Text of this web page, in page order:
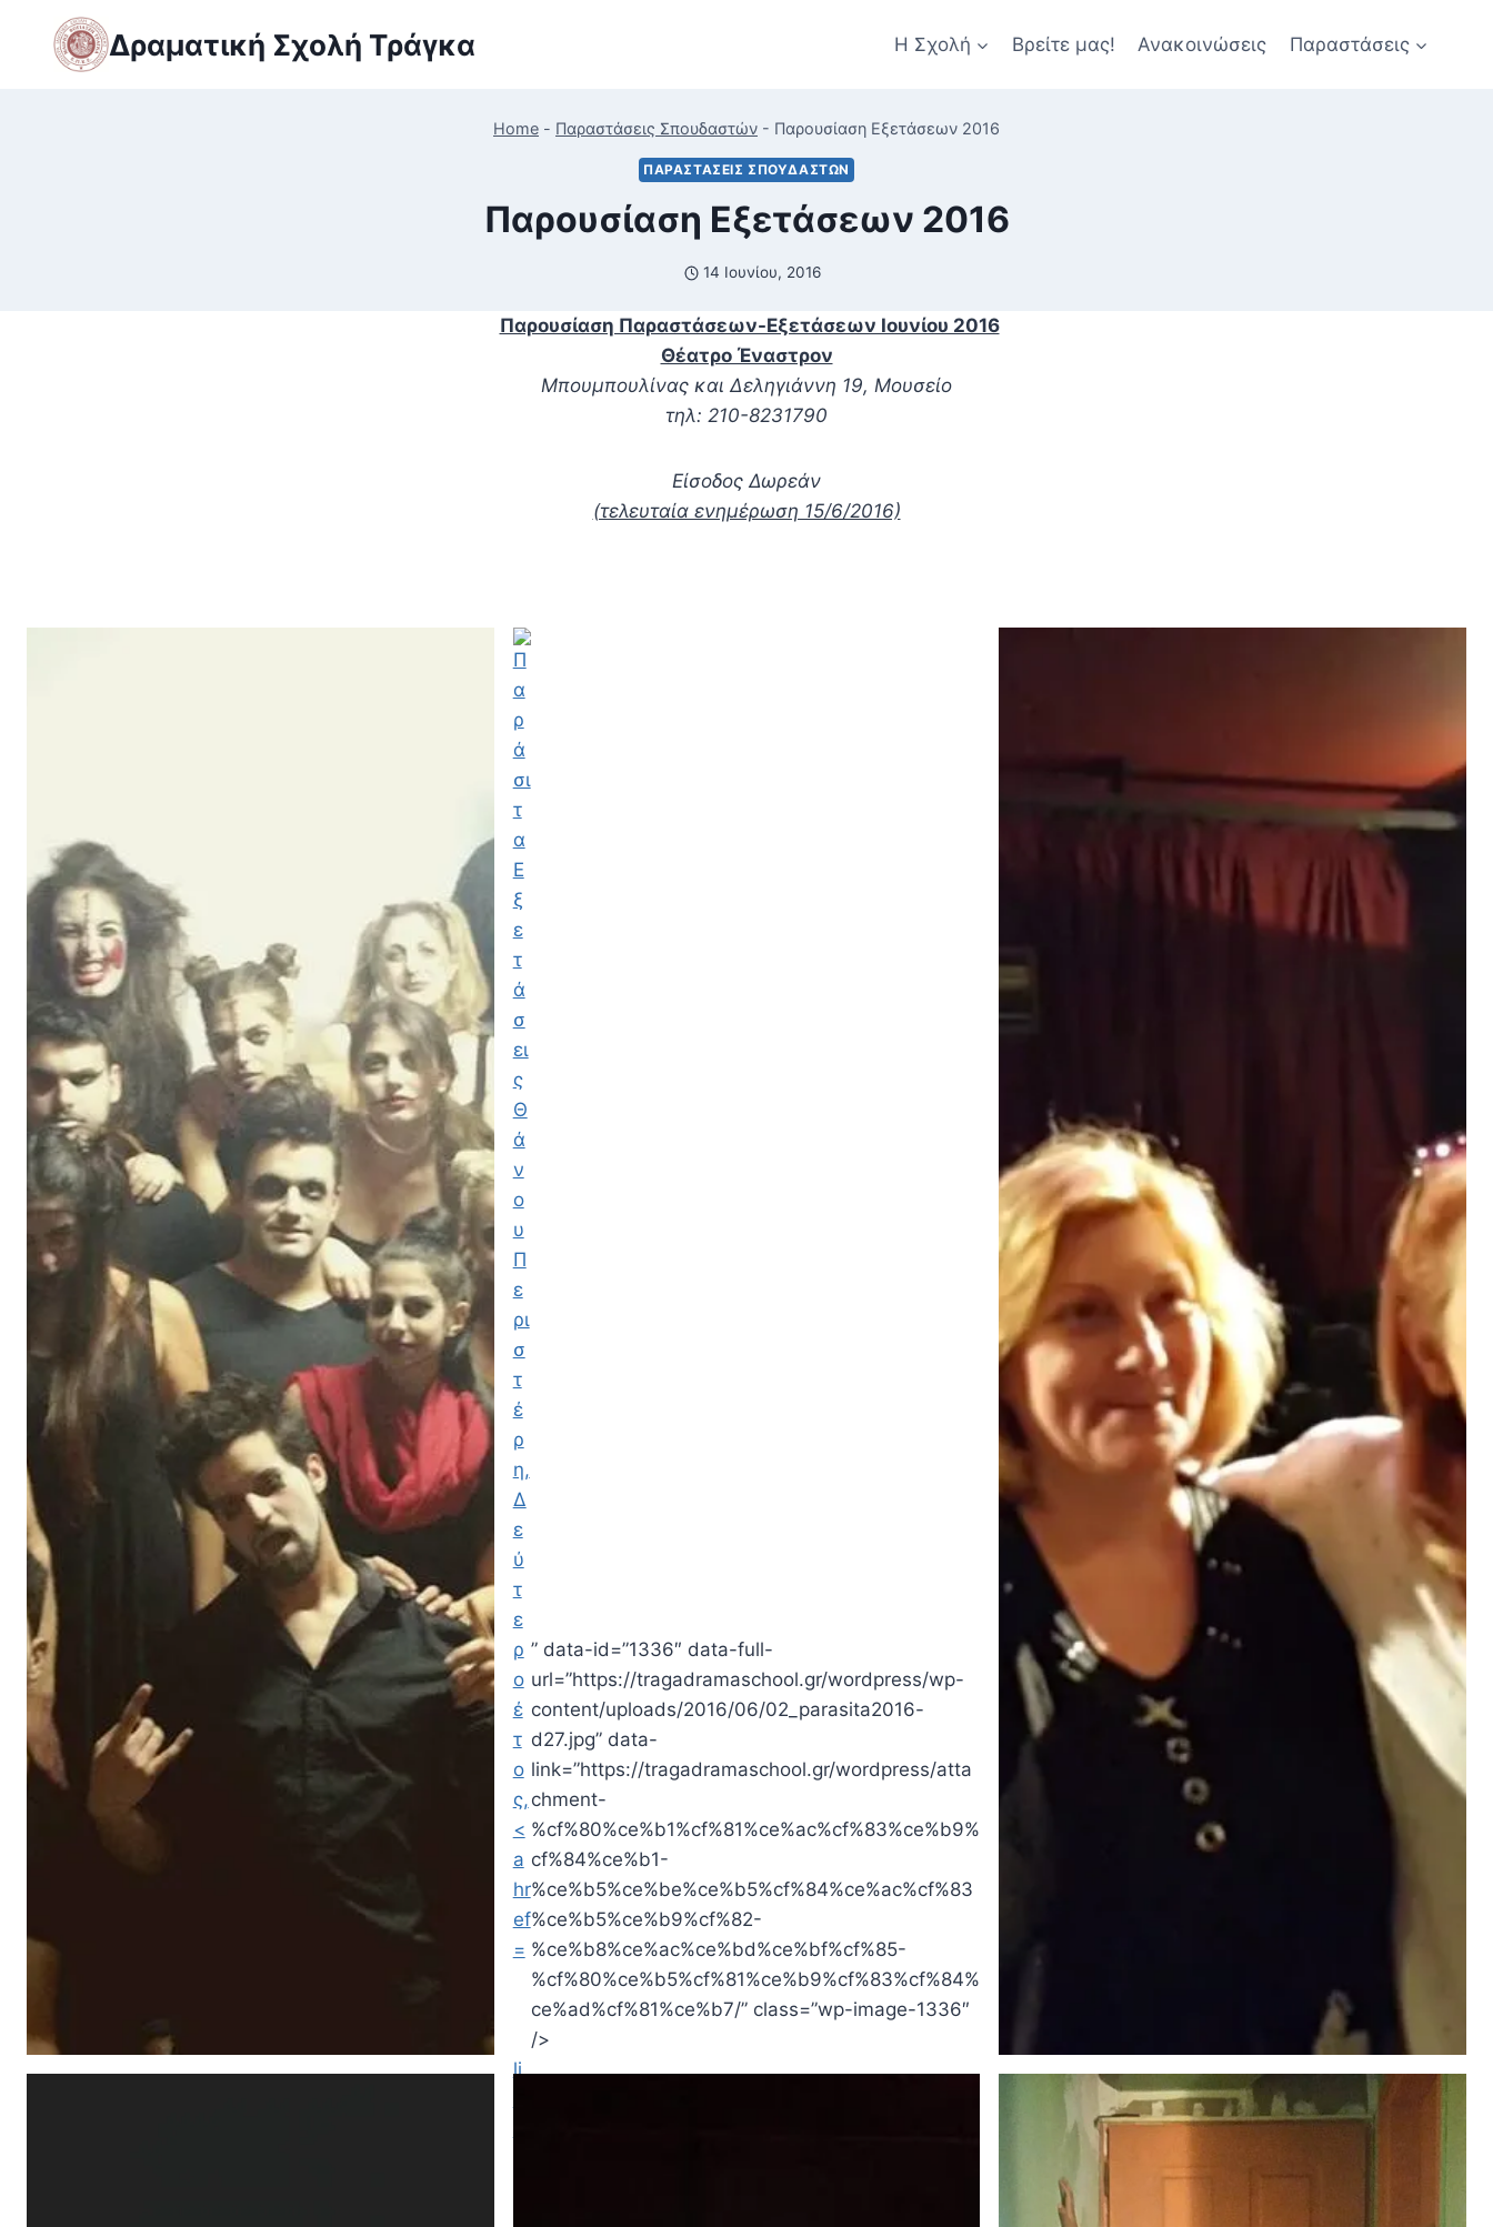
content
Δραματική Σχολή Τράγκα Η Σχολή Βρείτε μας! Ανακοινώσεις Παραστάσεις
Home - Παραστάσεις Σπουδαστών - Παρουσίαση Εξετάσεων 2016
ΠΑΡΑΣΤΆΣΕΙΣ ΣΠΟΥΔΑΣΤΏΝ
Παρουσίαση Εξετάσεων 2016
14 Ιουνίου, 2016
Παρουσίαση Παραστάσεων-Εξετάσεων Ιουνίου 2016
Θέατρο Έναστρον
Μπουμπουλίνας και Δεληγιάννη 19, Μουσείο
τηλ: 210-8231790
Είσοδος Δωρεάν
(τελευταία ενημέρωση 15/6/2016)
li
” data-id=”1336″ data-full-
url=”https://tragadramaschool.gr/wordpress/wp-
content/uploads/2016/06/02_parasita2016-
d27.jpg” data-
link=”https://tragadramaschool.gr/wordpress/atta
chment-
%cf%80%ce%b1%cf%81%ce%ac%cf%83%ce%b9%
cf%84%ce%b1-
%ce%b5%ce%be%ce%b5%cf%84%ce%ac%cf%83
%ce%b5%ce%b9%cf%82-
%ce%b8%ce%ac%ce%bd%ce%bf%cf%85-
%cf%80%ce%b5%cf%81%ce%b9%cf%83%cf%84%
ce%ad%cf%81%ce%b7/” class=”wp-image-1336″
/>